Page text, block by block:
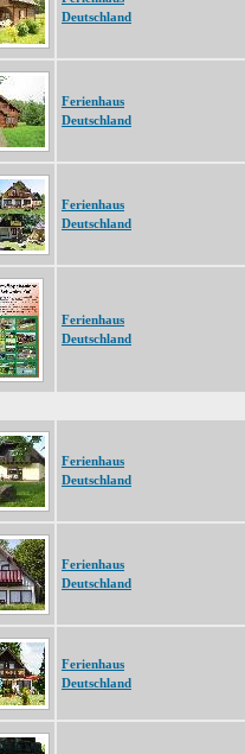
Deutschland
Ferienhaus
Deutschland
Ferienhaus
Deutschland
Ferienhaus
Deutschland
Ferienhaus
Deutschland
Ferienhaus
Deutschland
Ferienhaus
Deutschland